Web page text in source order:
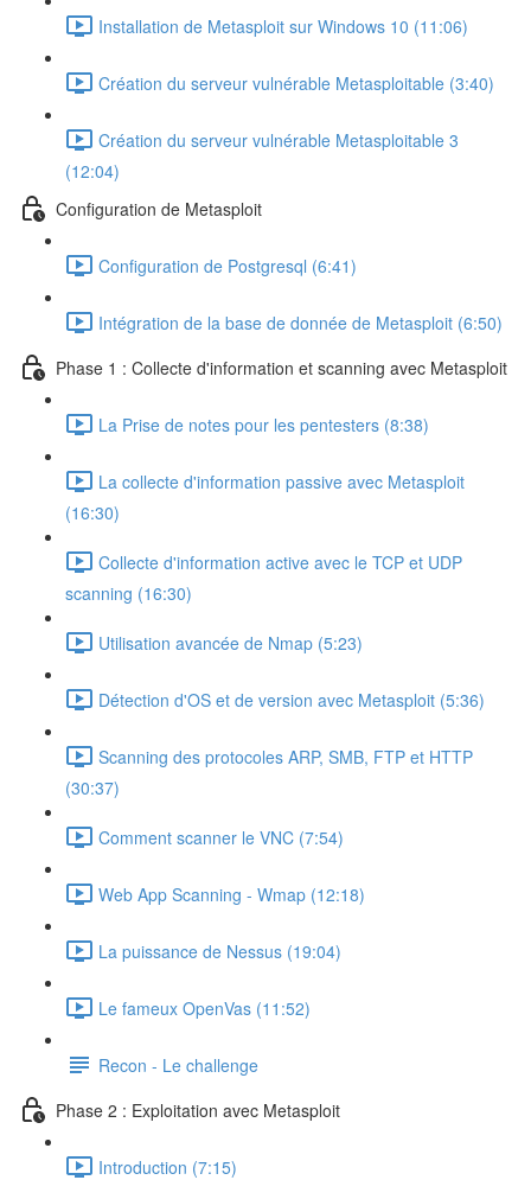
Installation de Metasploit sur Windows 10 (11:06)
Création du serveur vulnérable Metasploitable (3:40)
Création du serveur vulnérable Metasploitable 3
(12:04)
Configuration de Metasploit
Configuration de Postgresql (6:41)
Intégration de la base de donnée de Metasploit (6:50)
Phase 1 : Collecte d'information et scanning avec Metasploit
La Prise de notes pour les pentesters (8:38)
La collecte d'information passive avec Metasploit
(16:30)
Collecte d'information active avec le TCP et UDP
scanning (16:30)
Utilisation avancée de Nmap (5:23)
Détection d'OS et de version avec Metasploit (5:36)
Scanning des protocoles ARP, SMB, FTP et HTTP
(30:37)
Comment scanner le VNC (7:54)
Web App Scanning - Wmap (12:18)
La puissance de Nessus (19:04)
Le fameux OpenVas (11:52)
Recon - Le challenge
Phase 2 : Exploitation avec Metasploit
Introduction (7:15)